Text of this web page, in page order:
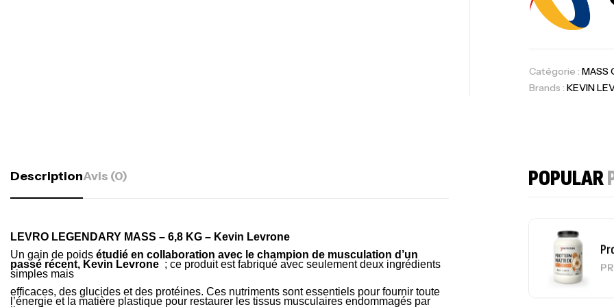
Catégorie : MASS
Brands : KEVIN
DescriptionAvis (0)
LEVRO LEGENDARY MASS – 6,8 KG – Kevin Levrone
Un gain de poids étudié en collaboration avec le champion de musculation d’un
passé récent, Kevin Levrone ; ce produit est fabriqué avec seulement deux ingrédients
simples mais
efficaces, des glucides et des protéines. Ces nutriments sont essentiels pour fournir toute
l’énergie et la matière plastique pour restaurer les tissus musculaires endommagés par
POPULAR